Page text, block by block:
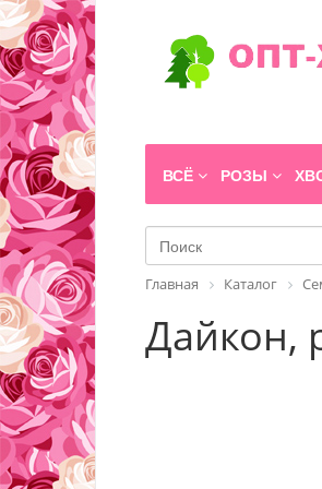
ВСЁ РОЗЫ
Главная Каталог
Дайкон,